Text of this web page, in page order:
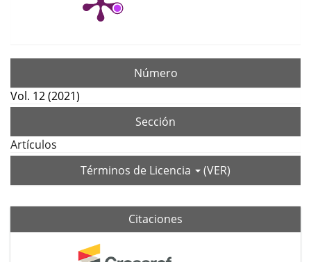
Número
Vol. 12 (2021)
Sección
Artículos
Términos de Licencia
(VER)
Citaciones